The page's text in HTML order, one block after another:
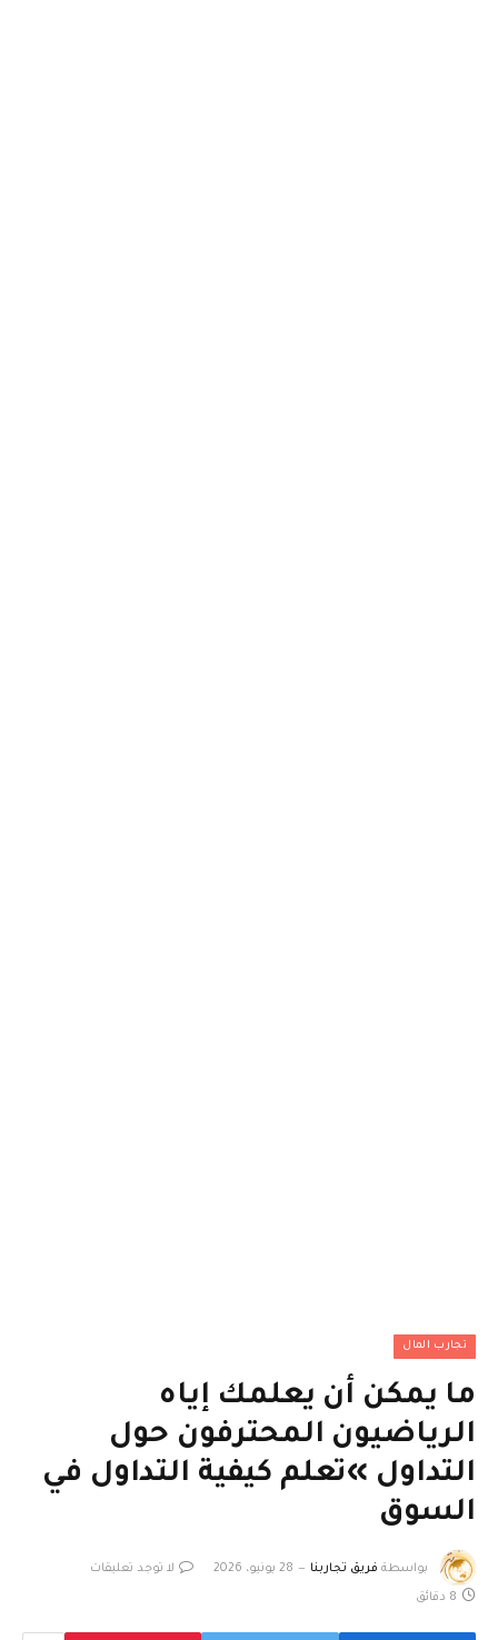
تجارب المال
ما يمكن أن يعلمك إياه
الرياضيون المحترفون حول
التداول »تعلم كيفية التداول في
السوق
بواسطة فريق تجاربنا 28 يونيو، 2026 لا توجد تعليقات
8 دقائق